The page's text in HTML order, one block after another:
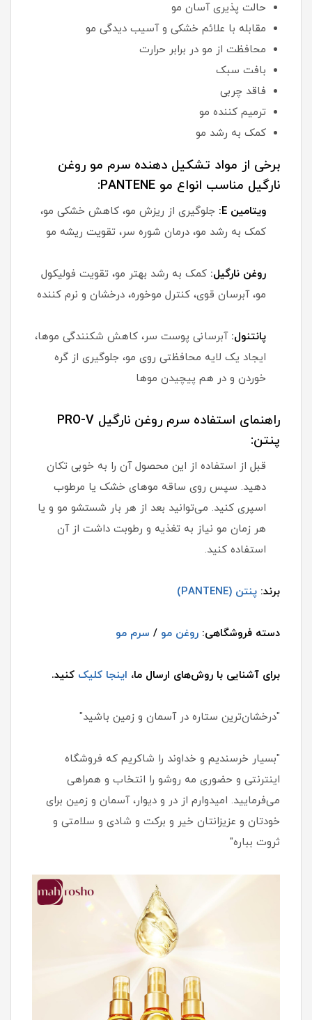
حالت پذیری آسان مو
مقابله با علائم خشکی و آسیب دیدگی مو
محافظت از مو در برابر حرارت
بافت سبک
فاقد چربی
ترمیم کننده مو
کمک به رشد مو
برخی از مواد تشکیل دهنده سرم مو روغن
نارگیل مناسب انواع مو PANTENE:
ویتامین E:
جلوگیری از ریزش مو، کاهش خشکی مو،
کمک به رشد مو، درمان شوره سر، تقویت ریشه مو
روغن نارگیل: کمک به رشد بهتر مو، تقویت فولیکول
مو، آبرسان قوی، کنترل موخوره، درخشان و نرم کننده
پانتنول: آبرسانی پوست سر، کاهش شکنندگی موها،
ایجاد یک لایه محافظتی روی مو، جلوگیری از گره
خوردن و در هم پیچیدن موها
راهنمای استفاده سرم روغن نارگیل PRO-V
پنتن:
قبل از استفاده از این محصول آن را به خوبی تکان
دهید. سپس روی ساقه موهای خشک یا مرطوب
اسپری کنید. می‌توانید بعد از هر بار شستشو مو و یا
هر زمان مو نیاز به تغذیه و رطوبت داشت از آن
استفاده کنید.
برند: پنتن (PANTENE)
دسته فروشگاهی: روغن مو / سرم مو
برای آشنایی با روش‌های ارسال ما، اینجا کلیک کنید.
"درخشان‌ترین ستاره در آسمان و زمین باشید"
"بسیار خرسندیم و خداوند را شاکریم که فروشگاه
اینترنتی و حضوری مه روشو را انتخاب و همراهی
می‌فرمایید. امیدوارم از در و دیوار، آسمان و زمین برای
خودتان و عزیزانتان خیر و برکت و شادی و سلامتی و
ثروت بباره"